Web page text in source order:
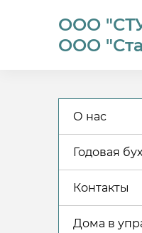
ООО
ООО
О нас
Годовая
Контакты
Дома в